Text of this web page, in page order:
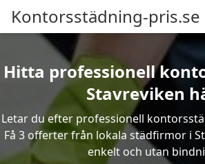
Kontorsstädning-pris.se
Hitta professionell
Stavreviken
Letar du efter professionell
Få 3 offerter från lokala städfirmor i
enkelt och utan